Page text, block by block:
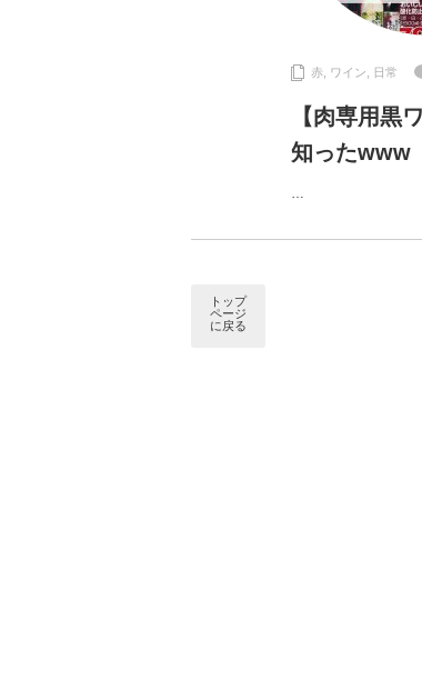
赤 ワイン 日常
【肉専用黒
知ったwww
…
トップ
ページ
に戻る